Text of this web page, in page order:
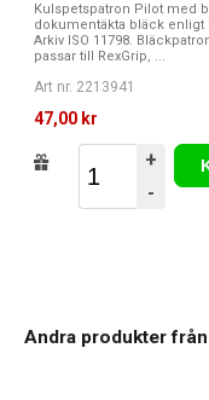
Kulspetspatron Pilot med
dokumentäkta bläck enligt
Arkiv ISO 11798.
passar till RexGrip, ...
Art nr. 2213941
47,00 kr
+
-
Andra produkter